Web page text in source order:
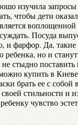
изучила
чтобы дети
Посуда
и фарфор. Да, такие
ребенка, но и
стыдно поставить
купить в
брать ее с собой
стильности и
чувство